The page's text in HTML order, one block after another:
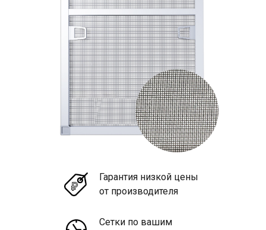
Гарантия низкой цены
от производителя
Сетки по вашим